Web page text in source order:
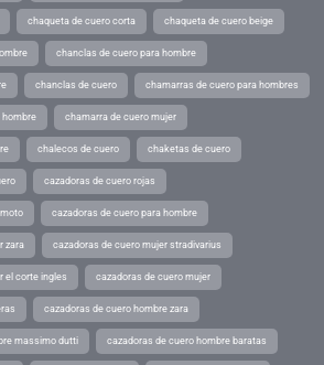
chaqueta de cuero corta chaqueta de cuero beige
chanclas de cuero para hombre
chanclas de cuero chamarras de cuero para hombres
hombre chamarra de cuero mujer
chalecos de cuero chaketas de cuero
cazadoras de cuero rojas
cazadoras de cuero para hombre
zara cazadoras de cuero mujer stradivarius
el corte ingles cazadoras de cuero mujer
cazadoras de cuero hombre zara
massimo dutti cazadoras de cuero hombre baratas